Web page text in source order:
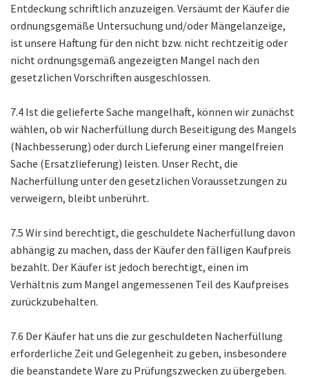
Entdeckung schriftlich anzuzeigen. Versäumt der Käufer die
ordnungsgemäße Untersuchung und/oder Mängelanzeige,
ist unsere Haftung für den nicht bzw. nicht rechtzeitig oder
nicht ordnungsgemäß angezeigten Mangel nach den
gesetzlichen Vorschriften ausgeschlossen.
7.4 Ist die gelieferte Sache mangelhaft, können wir zunächst
wählen, ob wir Nacherfüllung durch Beseitigung des Mangels
(Nachbesserung) oder durch Lieferung einer mangelfreien
Sache (Ersatzlieferung) leisten. Unser Recht, die
Nacherfüllung unter den gesetzlichen Voraussetzungen zu
verweigern, bleibt unberührt.
7.5 Wir sind berechtigt, die geschuldete Nacherfüllung davon
abhängig zu machen, dass der Käufer den fälligen Kaufpreis
bezahlt. Der Käufer ist jedoch berechtigt, einen im
Verhältnis zum Mangel angemessenen Teil des Kaufpreises
zurückzubehalten.
7.6 Der Käufer hat uns die zur geschuldeten Nacherfüllung
erforderliche Zeit und Gelegenheit zu geben, insbesondere
die beanstandete Ware zu Prüfungszwecken zu übergeben.